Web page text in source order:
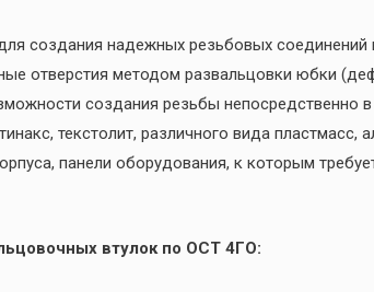
создания надежных резьбовых соединений
отверстия методом развальцовки юбки
создания резьбы непосредственно в
текстолит, различного вида пластмасс,
панели оборудования, к которым
втулок по ОСТ 4ГО: